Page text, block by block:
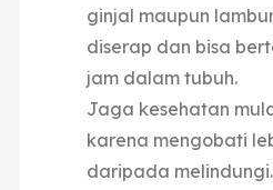
ginjal maupun
diserap dan bisa
jam dalam tubuh.
Jaga kesehatan
karena mengobati
daripada melindungi.